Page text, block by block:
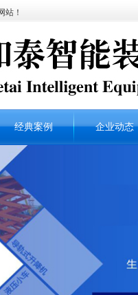
站！
经典案例 企业动态